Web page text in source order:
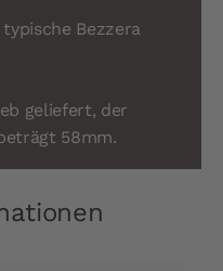
Bezzera
geliefert, der
58mm.